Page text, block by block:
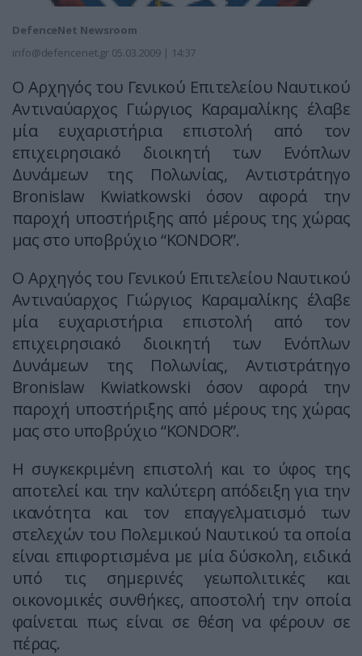
DefenceNet Newsroom
info@defencenet.gr 05.03.2009 | 14:37
Ο Αρχηγός του Γενικού Επιτελείου Ναυτικού
Αντιναύαρχος Γιώργιος Καραμαλίκης έλαβε
μία ευχαριστήρια επιστολή από τον
επιχειρησιακό διοικητή των Ενόπλων
Δυνάμεων της Πολωνίας, Αντιστράτηγο
Bronislaw Κwiatkowski όσον αφορά την
παροχή υποστήριξης από μέρους της χώρας
μας στο υποβρύχιο “KONDOR”.
Ο Αρχηγός του Γενικού Επιτελείου Ναυτικού
Αντιναύαρχος Γιώργιος Καραμαλίκης έλαβε
μία ευχαριστήρια επιστολή από τον
επιχειρησιακό διοικητή των Ενόπλων
Δυνάμεων της Πολωνίας, Αντιστράτηγο
Bronislaw Κwiatkowski όσον αφορά την
παροχή υποστήριξης από μέρους της χώρας
μας στο υποβρύχιο “KONDOR”.
Η συγκεκριμένη επιστολή και το ύφος της
αποτελεί και την καλύτερη απόδειξη για την
ικανότητα και τον επαγγελματισμό των
στελεχών του Πολεμικού Ναυτικού τα οποία
είναι επιφορτισμένα με μία δύσκολη, ειδικά
υπό τις σημερινές γεωπολιτικές και
οικονομικές συνθήκες, αποστολή την οποία
φαίνεται πως είναι σε θέση να φέρουν σε
πέρας.